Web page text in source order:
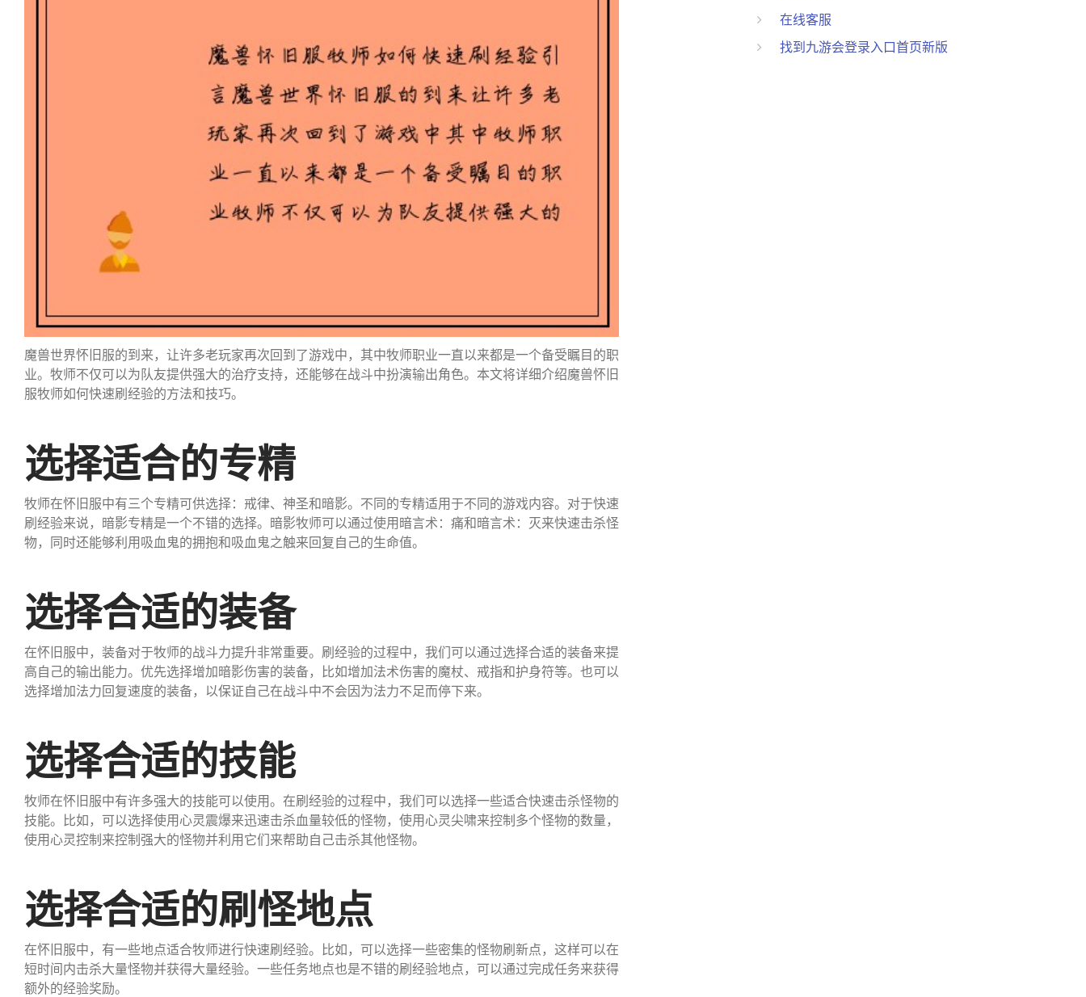
魔兽世界怀旧服的到来，让许多老玩家再次回到了游戏中，其中牧师职业一直以来都是一个备受瞩目的职
业。牧师不仅可以为队友提供强大的治疗支持，还能够在战斗中扮演输出角色。本文将详细介绍魔兽怀旧
服牧师如何快速刷经验的方法和技巧。
选择适合的专精
牧师在怀旧服中有三个专精可供选择：戒律、神圣和暗影。不同的专精适用于不同的游戏内容。对于快速
刷经验来说，暗影专精是一个不错的选择。暗影牧师可以通过使用暗言术：痛和暗言术：灭来快速击杀怪
物，同时还能够利用吸血鬼的拥抱和吸血鬼之触来回复自己的生命值。
选择合适的装备
在怀旧服中，装备对于牧师的战斗力提升非常重要。刷经验的过程中，我们可以通过选择合适的装备来提
高自己的输出能力。优先选择增加暗影伤害的装备，比如增加法术伤害的魔杖、戒指和护身符等。也可以
选择增加法力回复速度的装备，以保证自己在战斗中不会因为法力不足而停下来。
选择合适的技能
牧师在怀旧服中有许多强大的技能可以使用。在刷经验的过程中，我们可以选择一些适合快速击杀怪物的
技能。比如，可以选择使用心灵震爆来迅速击杀血量较低的怪物，使用心灵尖啸来控制多个怪物的数量，
使用心灵控制来控制强大的怪物并利用它们来帮助自己击杀其他怪物。
选择合适的刷怪地点
在怀旧服中，有一些地点适合牧师进行快速刷经验。比如，可以选择一些密集的怪物刷新点，这样可以在
短时间内击杀大量怪物并获得大量经验。一些任务地点也是不错的刷经验地点，可以通过完成任务来获得
额外的经验奖励。
在线客服
找到九游会登录入口首页新版